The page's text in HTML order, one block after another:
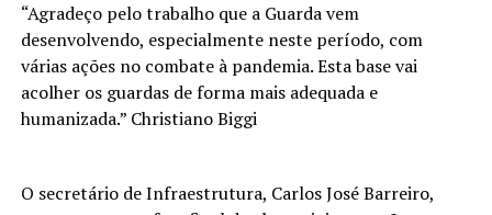
“Agradeço pelo trabalho que a Guarda vem
desenvolvendo, especialmente neste período, com
várias ações no combate à pandemia. Esta base vai
acolher os guardas de forma mais adequada e
humanizada.” Christiano Biggi
O secretário de Infraestrutura, Carlos José Barreiro,